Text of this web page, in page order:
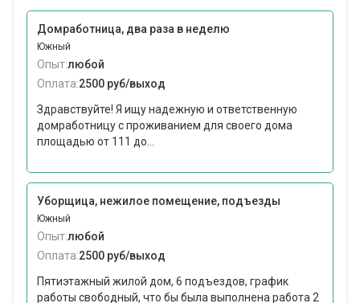
Домработница, два раза в неделю
Южный
Опыт:любой
Оплата:2500 руб/выход
Здравствуйте! Я ищу надежную и ответственную
домработницу с проживанием для своего дома
площадью от 111 до...
Уборщица, нежилое помещение, подъезды
Южный
Опыт:любой
Оплата:2500 руб/выход
Пятиэтажный жилой дом, 6 подъездов, график
работы свободный, что бы была выполнена работа 2